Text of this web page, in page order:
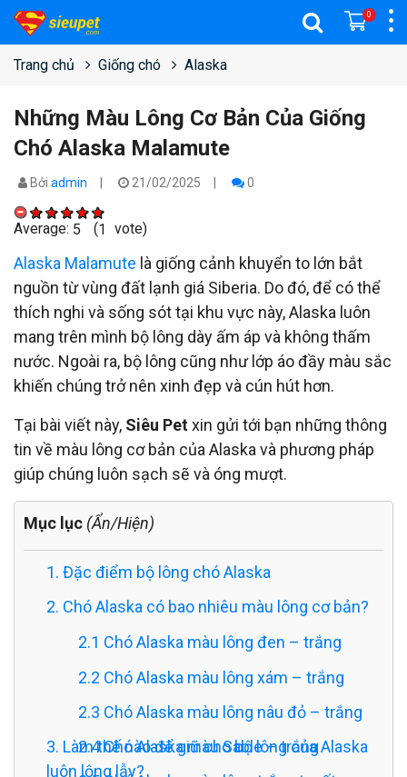
0
Trang chủ Giống chó Alaska
Những Màu Lông Cơ Bản Của Giống
Chó Alaska Malamute
Bởi admin 21/02/2025 0
Average: 5 (1 vote)
Alaska Malamute là giống cảnh khuyển to lớn bắt
nguồn từ vùng đất lạnh giá Siberia. Do đó, để có thể
thích nghi và sống sót tại khu vực này, Alaska luôn
mang trên mình bộ lông dày ấm áp và không thấm
nước. Ngoài ra, bộ lông cũng như lớp áo đầy màu sắc
khiến chúng trở nên xinh đẹp và cún hút hơn.
Tại bài viết này, Siêu Petxin gửi tới bạn những thông
tin về màu lông cơ bản của Alaska và phương pháp
giúp chúng luôn sạch sẽ và óng mượt.
Mục lục (Ẩn/Hiện)
1. Đặc điểm bộ lông chó Alaska
2. Chó Alaska có bao nhiêu màu lông cơ bản?
2.1 Chó Alaska màu lông đen – trắng
2.2 Chó Alaska màu lông xám – trắng
2.3 Chó Alaska màu lông nâu đỏ – trắng
2.4 Chó Alaska màu Sable – trắng
3. Làm thế nào để giữ cho bộ lông của Alaska
luôn lộng lẫy?